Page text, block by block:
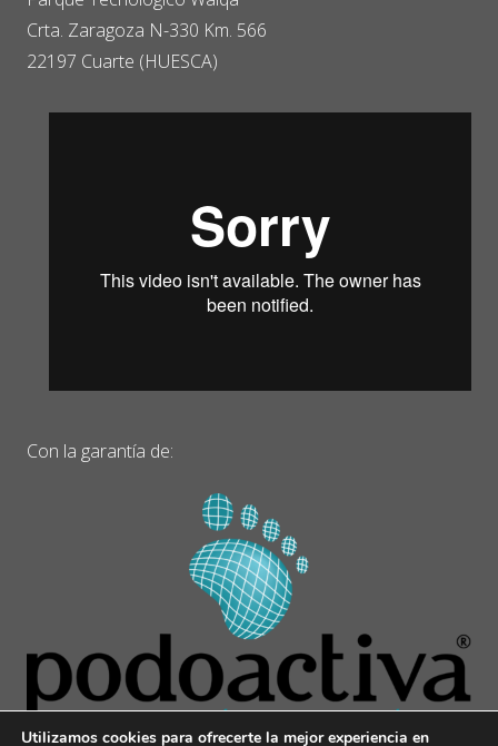
Crta. Zaragoza N-330 Km. 566
22197 Cuarte (HUESCA)
Con la garantía de:
Utilizamos cookies para ofrecerte la mejor experiencia en